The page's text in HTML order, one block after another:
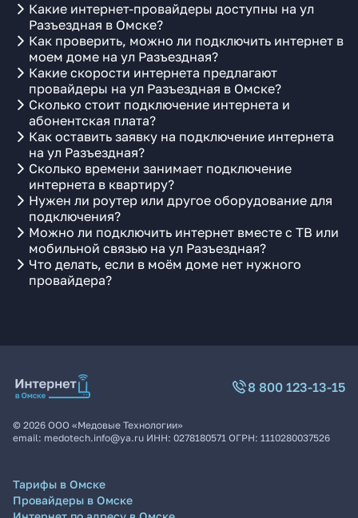
Какие интернет-провайдеры доступны на ул
Разъездная в Омске?
Как проверить, можно ли подключить интернет в
моем доме на ул Разъездная?
Какие скорости интернета предлагают
провайдеры на ул Разъездная в Омске?
Сколько стоит подключение интернета и
абонентская плата?
Как оставить заявку на подключение интернета
на ул Разъездная?
Сколько времени занимает подключение
интернета в квартиру?
Нужен ли роутер или другое оборудование для
подключения?
Можно ли подключить интернет вместе с ТВ или
мобильной связью на ул Разъездная?
Что делать, если в моём доме нет нужного
провайдера?
8 800 123-13-15
© 2026 ООО «Медовые Технологии»
email: medotech.info@ya.ru ИНН: 0278180571 ОГРН: 1110280037526
Тарифы в Омске
Провайдеры в Омске